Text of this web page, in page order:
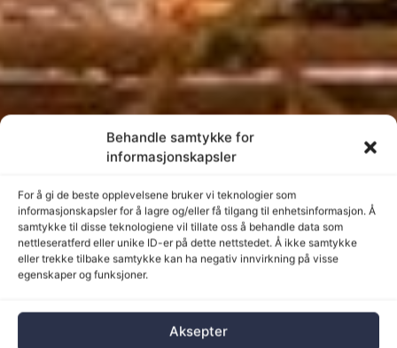
Behandle samtykke for
informasjonskapsler
For å gi de beste opplevelsene bruker vi teknologier som
informasjonskapsler for å lagre og/eller få tilgang til enhetsinformasjon. Å
samtykke til disse teknologiene vil tillate oss å behandle data som
nettleseratferd eller unike ID-er på dette nettstedet. Å ikke samtykke
eller trekke tilbake samtykke kan ha negativ innvirkning på visse
egenskaper og funksjoner.
Aksepter